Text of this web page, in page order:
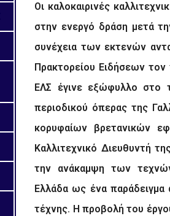
Οι καλοκαιρινές
στην ενεργό δράση μετά
συνέχεια των εκτενών
Πρακτορείου Ειδήσεων τον
ΕΛΣ έγινε εξώφυλλο στο
περιοδικού όπερας της
κορυφαίων βρετανικών
Καλλιτεχνικό Διευθυντή
την ανάκαμψη των
Ελλάδα ως ένα
τέχνης. Η προβολή του